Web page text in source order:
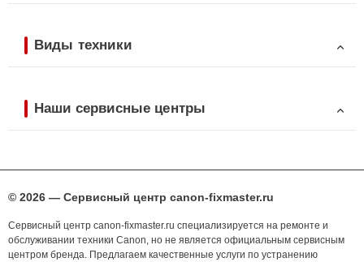
Виды техники
Наши сервисные центры
© 2026 — Сервисный центр canon-fixmaster.ru
Сервисный центр canon-fixmaster.ru специализируется на ремонте и
обслуживании техники Canon, но не является официальным сервисным
центром бренда. Предлагаем качественные услуги по устранению